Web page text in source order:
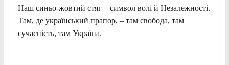
Наш синьо-жовтий стяг – символ волі й Незалежності.
Там, де український прапор, – там свобода, там
сучасність, там Україна.